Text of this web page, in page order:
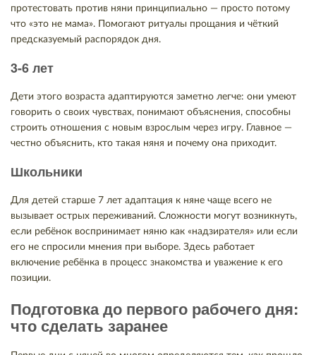
протестовать против няни принципиально — просто потому
что «это не мама». Помогают ритуалы прощания и чёткий
предсказуемый распорядок дня.
3-6 лет
Дети этого возраста адаптируются заметно легче: они умеют
говорить о своих чувствах, понимают объяснения, способны
строить отношения с новым взрослым через игру. Главное —
честно объяснить, кто такая няня и почему она приходит.
Школьники
Для детей старше 7 лет адаптация к няне чаще всего не
вызывает острых переживаний. Сложности могут возникнуть,
если ребёнок воспринимает няню как «надзирателя» или если
его не спросили мнения при выборе. Здесь работает
включение ребёнка в процесс знакомства и уважение к его
позиции.
Подготовка до первого рабочего дня:
что сделать заранее